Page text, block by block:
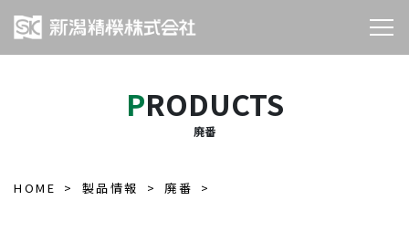
PRODUCTS
廃番
HOME 製品情報 廃番